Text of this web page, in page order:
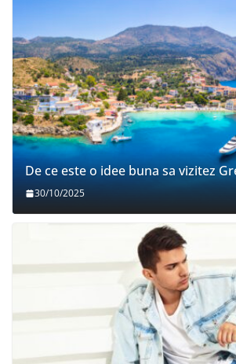
De ce este o idee buna sa vizitez
30/10/2025